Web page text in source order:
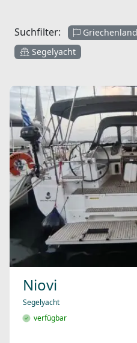
Suchfilter: Griechenland
Segelyacht
Niovi
Segelyacht
verfügbar